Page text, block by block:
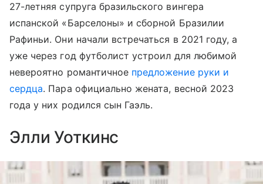
27-летняя супруга бразильского вингера
испанской «Барселоны» и сборной Бразилии
Рафиньи. Они начали встречаться в 2021 году, а
уже через год футболист устроил для любимой
невероятно романтичное предложение руки и
сердца. Пара официально жената, весной 2023
года у них родился сын Гаэль.
Элли Уоткинс